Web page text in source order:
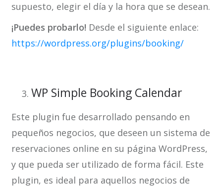
supuesto, elegir el día y la hora que se desean.
¡Puedes probarlo! Desde el siguiente enlace:
https://wordpress.org/plugins/booking/
WP Simple Booking Calendar
Este plugin fue desarrollado pensando en
pequeños negocios, que deseen un sistema de
reservaciones online en su página WordPress,
y que pueda ser utilizado de forma fácil. Este
plugin, es ideal para aquellos negocios de